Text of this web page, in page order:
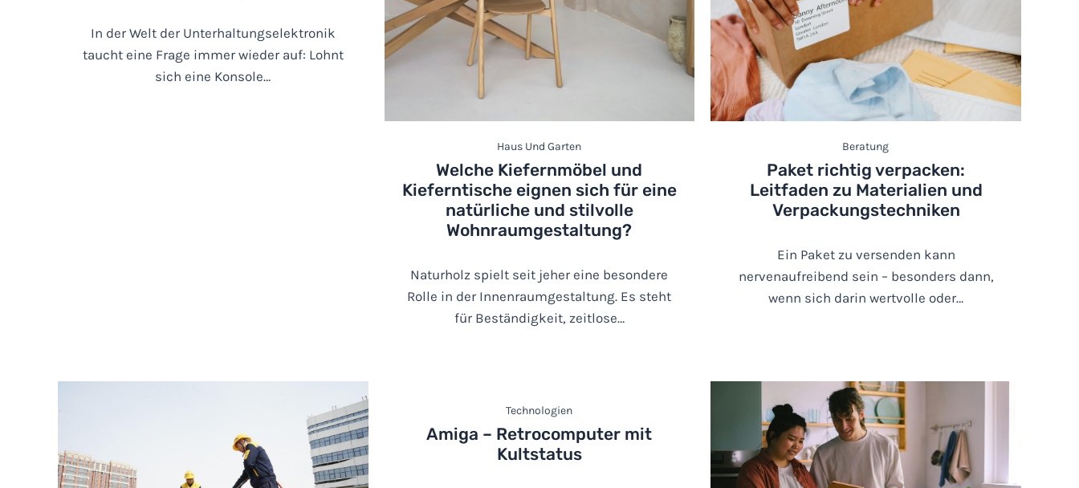
In der Welt der Unterhaltungselektronik
taucht eine Frage immer wieder auf: Lohnt
sich eine Konsole…
Haus Und Garten
Welche Kiefernmöbel und
Kieferntische eignen sich für eine
natürliche und stilvolle
Wohnraumgestaltung?
Naturholz spielt seit jeher eine besondere
Rolle in der Innenraumgestaltung. Es steht
für Beständigkeit, zeitlose…
Beratung
Paket richtig verpacken:
Leitfaden zu Materialien und
Verpackungstechniken
Ein Paket zu versenden kann
nervenaufreibend sein – besonders dann,
wenn sich darin wertvolle oder…
Technologien
Amiga – Retrocomputer mit
Kultstatus